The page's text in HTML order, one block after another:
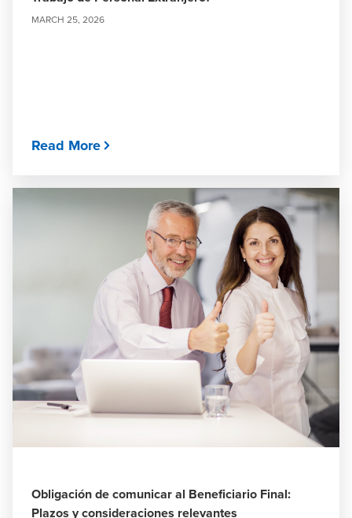
MARCH 25, 2026
Read More
Obligación de comunicar al Beneficiario Final:
Plazos y consideraciones relevantes